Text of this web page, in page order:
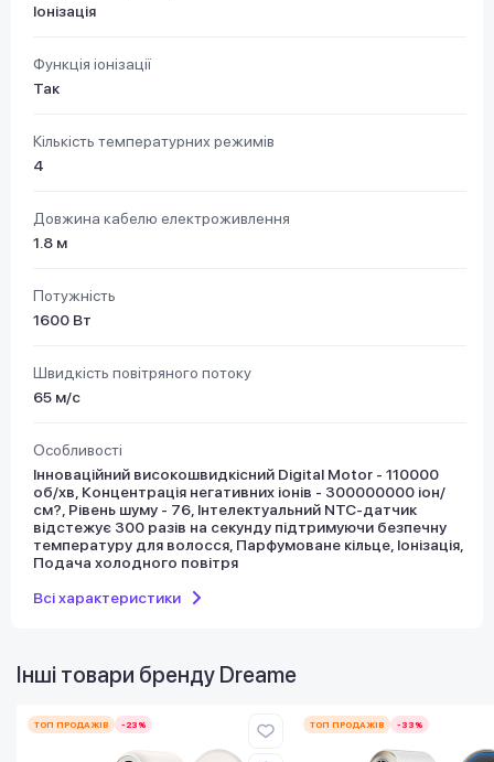
Іонізація
Функція іонізації
Так
Кількість температурних режимів
4
Довжина кабелю електроживлення
1.8 м
Потужність
1600 Вт
Швидкість повітряного потоку
65 м/с
Особливості
Інноваційний високошвидкісний Digital Motor - 110000
об/хв, Концентрація негативних іонів - 300000000 іон/
см?, Рівень шуму - 76, Інтелектуальний NTC-датчик
відстежує 300 разів на секунду підтримуючи безпечну
температуру для волосся, Парфумоване кільце, Іонізація,
Подача холодного повітря
Всі характеристики
Інші товари бренду Dreame
ТОП ПРОДАЖІВ -23% ТОП ПРОДАЖІВ -33%